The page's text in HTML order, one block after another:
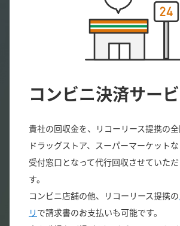
コンビニ決済サー
貴社の回収金を、リコーリース提携の
ドラッグストア、スーパーマーケット
受付窓口となって代行回収させていた
す。
コンビニ店舗の他、リコーリース提携の
リ で請求書のお支払いも可能です。